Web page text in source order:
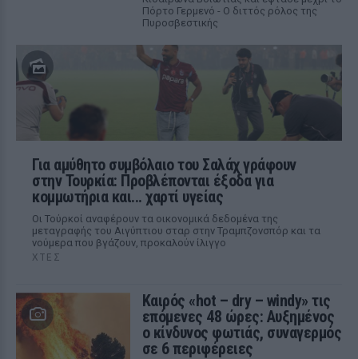
Πόρτο Γερμενό - Ο διττός ρόλος της
Πυροσβεστικής
Για αμύθητο συμβόλαιο του Σαλάχ γράφουν
στην Τουρκία: Προβλέπονται έξοδα για
κομμωτήρια και... χαρτί υγείας
Οι Τούρκοί αναφέρουν τα οικονομικά δεδομένα της
μεταγραφής του Αιγύπτιου σταρ στην Τραμπζονσπόρ και τα
νούμερα που βγάζουν, προκαλούν ίλιγγο
ΧΤΕΣ
Καιρός «hot – dry – windy» τις
επόμενες 48 ώρες: Αυξημένος
ο κίνδυνος φωτιάς, συναγερμός
σε 6 περιφέρειες